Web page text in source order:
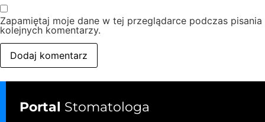
Zapamiętaj moje dane w tej przeglądarce podczas pisania
kolejnych komentarzy.
Portal Stomatologa